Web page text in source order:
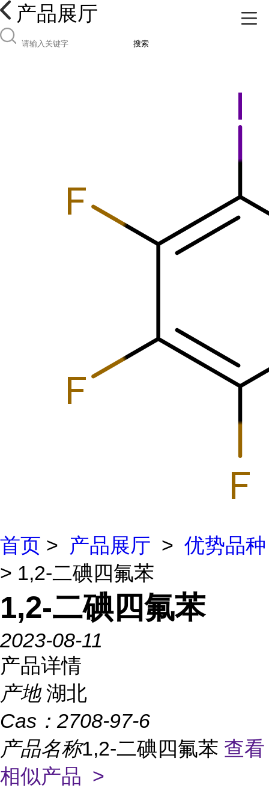
产品展厅
搜索
首页 > 产品展厅 > 优势品种
> 1,2-二碘四氟苯
1,2-二碘四氟苯
2023-08-11
产品详情
产地 湖北
Cas： 2708-97-6
产品名称1,2-二碘四氟苯 查看
相似产品 >